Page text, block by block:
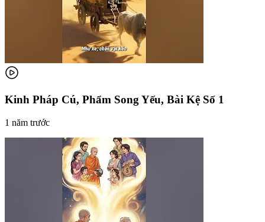
Kinh Pháp Cú, Phẩm Song Yếu, Bài Kệ Số 1
1 năm trước